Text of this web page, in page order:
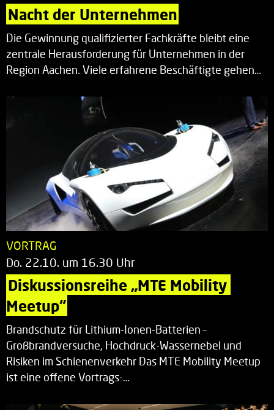
Nacht der Unternehmen
Die Gewinnung qualifizierter Fachkräfte bleibt eine
zentrale Herausforderung für Unternehmen in der
Region Aachen. Viele erfahrene Beschäftigte gehen…
VORTRAG
Do. 22.10. um 16.30 Uhr
Diskussionsreihe „MTE Mobility
Meetup“
Brandschutz für Lithium-Ionen-Batterien –
Großbrandversuche, Hochdruck-Wassernebel und
Risiken im Schienenverkehr Das MTE Mobility Meetup
ist eine offene Vortrags-…